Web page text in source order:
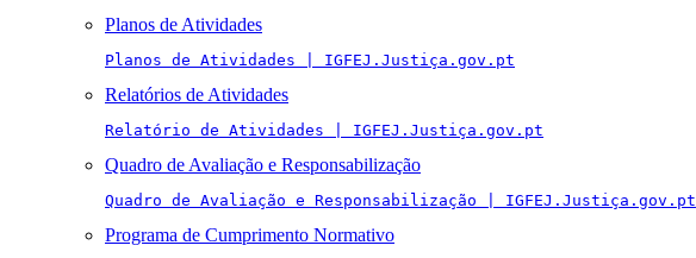
Planos de Atividades
Planos de Atividades | IGFEJ.Justiça.gov.pt
Relatórios de Atividades
Relatório de Atividades | IGFEJ.Justiça.gov.pt
Quadro de Avaliação e Responsabilização
Quadro de Avaliação e Responsabilização | IGFEJ.Justiça.gov.pt
Programa de Cumprimento Normativo